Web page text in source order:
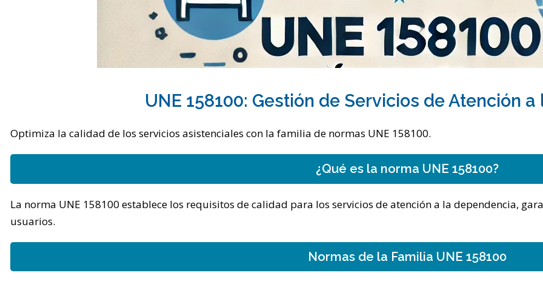
UNE 158100: Gestión de Servicios de Atención
Optimiza la calidad de los servicios asistenciales con la familia de normas UNE 158100.
¿Qué es la norma UNE 158100?
La norma UNE 158100 establece los requisitos de calidad para los servicios de atención a la dependencia,
usuarios.
Normas de la Familia UNE 158100